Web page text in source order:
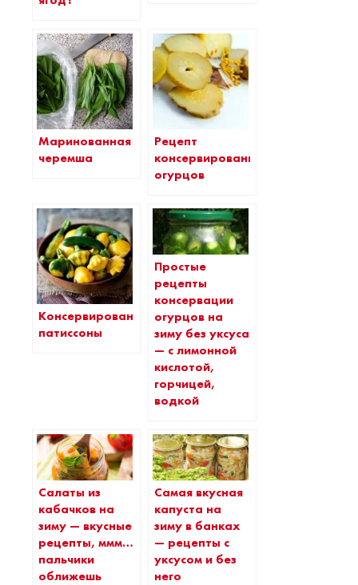
Маринованная
черемша
Рецепт
консервированных
огурцов
Консервированные
патиссоны
Простые
рецепты
консервации
огурцов на
зиму без уксуса
— с лимонной
кислотой,
горчицей,
водкой
Салаты из
кабачков на
зиму — вкусные
рецепты, ммм…
пальчики
оближешь
Самая вкусная
капуста на
зиму в банках
— рецепты с
уксусом и без
него